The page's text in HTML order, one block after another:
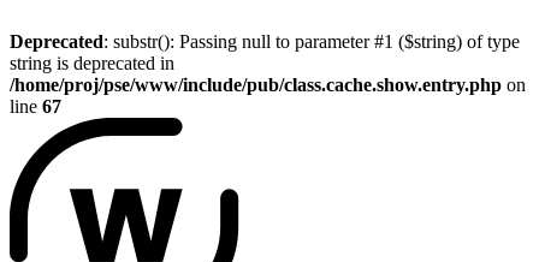
Deprecated: substr(): Passing null to parameter #1 ($string) of type
string is deprecated in
/home/proj/pse/www/include/pub/class.cache.show.entry.php on
line 67